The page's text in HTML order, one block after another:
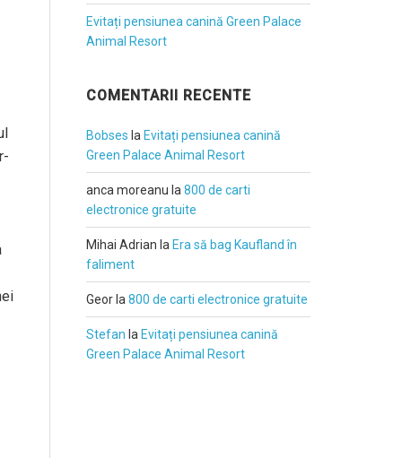
Evitați pensiunea canină Green Palace
Animal Resort
COMENTARII RECENTE
Bobses la Evitați pensiunea canină
Green Palace Animal Resort
anca moreanu la 800 de carti
electronice gratuite
Mihai Adrian la Era să bag Kaufland în
faliment
Geor la 800 de carti electronice gratuite
Stefan la Evitați pensiunea canină
Green Palace Animal Resort